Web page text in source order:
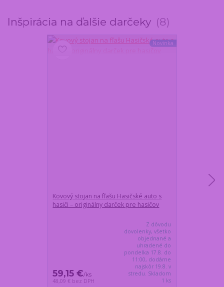
Inšpirácia na ďalšie darčeky 8
Novinka
Kovový stojan na fľašu Hasičské auto s
hasiči – originálny darček pre hasičov
59,15 €/ks
48,09 € bez DPH
Z dôvodu
dovolenky, všetko
objednané a
uhradené do
pondelka 17.8. do
11:00, dodáme
najskôr 19.8. v
stredu. Skladom
1 ks